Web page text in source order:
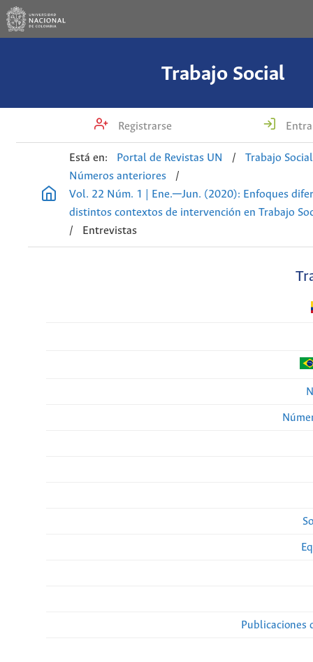
Trabajo Social
Registrarse
Está en: Portal de Revistas UN /
Trabajo Social
Números anteriores
/
Vol. 22 Núm. 1 | Ene.─Jun. (2020): Enfoques
distintos contextos de intervención en Trabajo
/
Entrevistas
Publicaciones